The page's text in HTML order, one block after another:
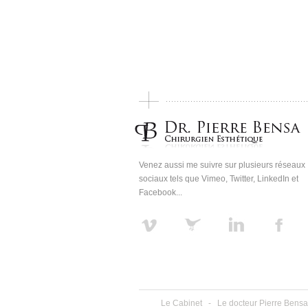
Venez aussi me suivre sur plusieurs réseaux
sociaux tels que Vimeo, Twitter, LinkedIn et
Facebook...
Le Cabinet- Le docteur Pierre Bensa